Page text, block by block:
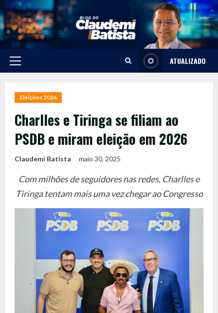
Skip
to
content
Primary
ATUALIZADO
Eleições 2026
Charlles e Tiringa se filiam ao
PSDB e miram eleição em 2026
Claudemi Batista maio 30, 2025
Com milhões de seguidores nas redes, Charlles e
Tiringa tentam mais uma vez chegar ao Congresso